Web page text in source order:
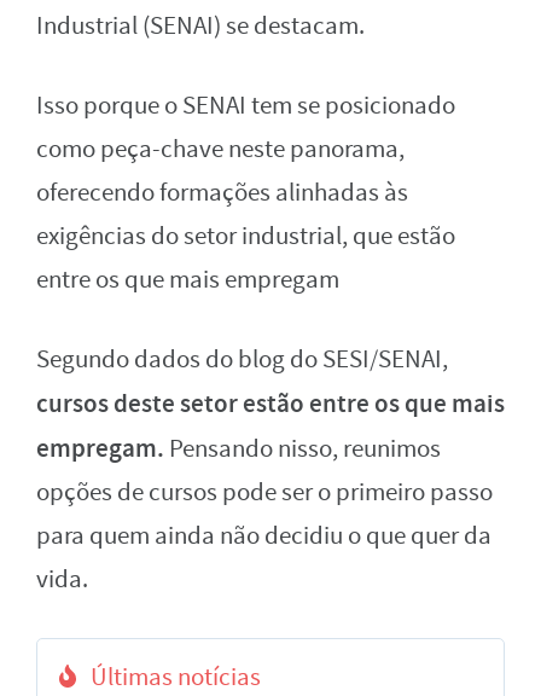
Industrial (SENAI) se destacam.
Isso porque o SENAI tem se posicionado
como peça-chave neste panorama,
oferecendo formações alinhadas às
exigências do setor industrial, que estão
entre os que mais empregam
Segundo dados do blog do SESI/SENAI,
cursos deste setor estão entre os que mais
empregam. Pensando nisso, reunimos
opções de cursos pode ser o primeiro passo
para quem ainda não decidiu o que quer da
vida.
Últimas notícias